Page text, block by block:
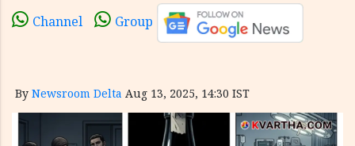
Channel Group
By Newsroom Delta Aug 13, 2025, 14:30 IST